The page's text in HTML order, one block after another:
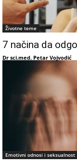
Životne teme
7 načina da
Dr sci.med. Petar Vojvodić
Emotivni odnosi i seksualnost